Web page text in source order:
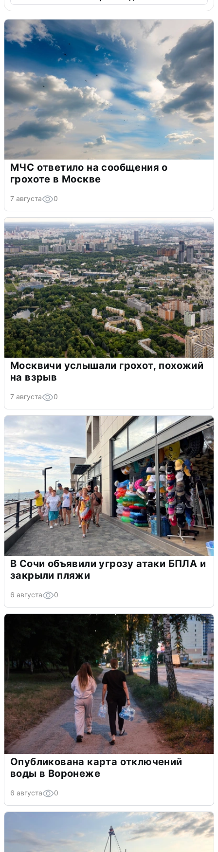
МЧС ответило на сообщения о
грохоте в Москве
7 августа 0
Москвичи услышали грохот, похожий
на взрыв
7 августа 0
В Сочи объявили угрозу атаки БПЛА и
закрыли пляжи
6 августа 0
Опубликована карта отключений
воды в Воронеже
6 августа 0